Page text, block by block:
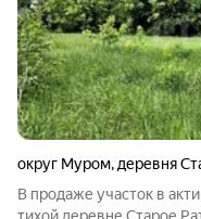
округ Муром, деревня
В продаже участок в